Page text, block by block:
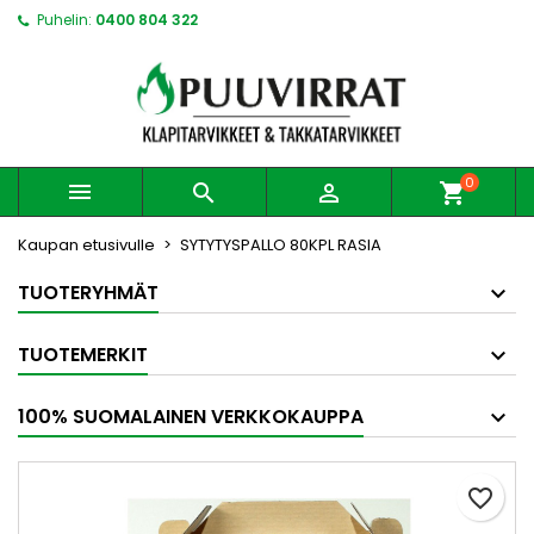
Puhelin: 0400 804 322
   shopping_cart0
Kaupan etusivulle SYTYTYSPALLO 80KPL RASIA
TUOTERYHMÄT
TUOTEMERKIT
100% SUOMALAINEN VERKKOKAUPPA
favorite_border